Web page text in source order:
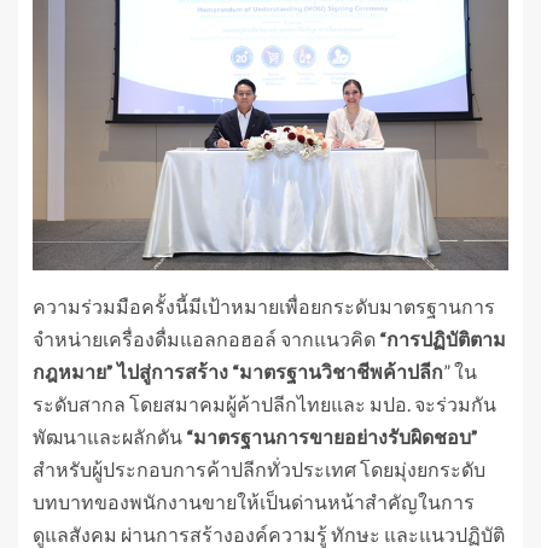
ความร่วมมือครั้งนี้มีเป้าหมายเพื่อยกระดับมาตรฐานการ
จำหน่ายเครื่องดื่มแอลกอฮอล์ จากแนวคิด “การปฏิบัติตาม
กฎหมาย”ไปสู่การสร้าง “มาตรฐานวิชาชีพค้าปลีก” ใน
ระดับสากล โดยสมาคมผู้ค้าปลีกไทยและ มปอ. จะร่วมกัน
พัฒนาและผลักดัน “มาตรฐานการขายอย่างรับผิดชอบ”
สำหรับผู้ประกอบการค้าปลีกทั่วประเทศ โดยมุ่งยกระดับ
บทบาทของพนักงานขายให้เป็นด่านหน้าสำคัญในการ
ดูแลสังคม ผ่านการสร้างองค์ความรู้ ทักษะ และแนวปฏิบัติ